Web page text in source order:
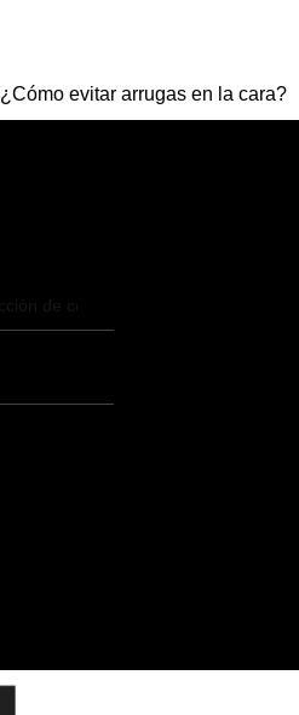
¿Cómo evitar arrugas en la cara?